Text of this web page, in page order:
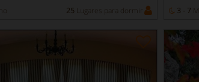
25 Lugares para dormir 3 - 7